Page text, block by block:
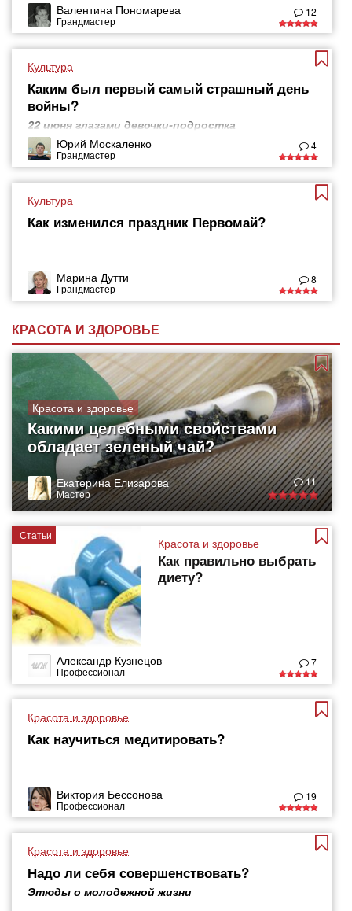
Валентина Пономарева
Грандмастер
12
Культура
Каким был первый самый страшный день
войны?
22 июня глазами девочки-подростка
Юрий Москаленко
Грандмастер
4
Культура
Как изменился праздник Первомай?
Марина Дутти
Грандмастер
8
КРАСОТА И ЗДОРОВЬЕ
Красота и здоровье
Какими целебными свойствами
обладает зеленый чай?
Екатерина Елизарова
Мастер
11
Статьи
Красота и здоровье
Как правильно выбрать
диету?
Александр Кузнецов
Профессионал
7
Красота и здоровье
Как научиться медитировать?
Виктория Бессонова
Профессионал
19
Красота и здоровье
Надо ли себя совершенствовать?
Этюды о молодежной жизни